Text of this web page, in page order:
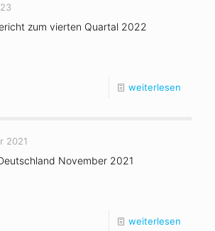
zum vierten Quartal 2022
weiterlesen
2021
November 2021
weiterlesen